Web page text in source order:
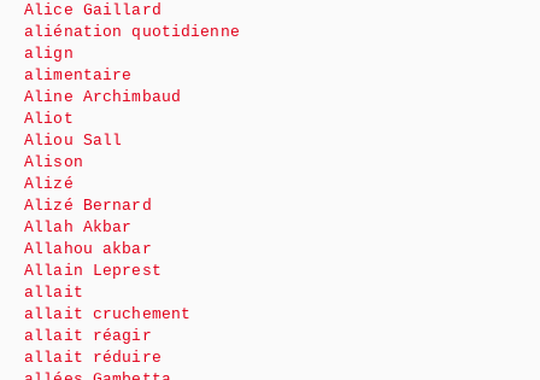
Alice Gaillard
aliénation quotidienne
align
alimentaire
Aline Archimbaud
Aliot
Aliou Sall
Alison
Alizé
Alizé Bernard
Allah Akbar
Allahou akbar
Allain Leprest
allait
allait cruchement
allait réagir
allait réduire